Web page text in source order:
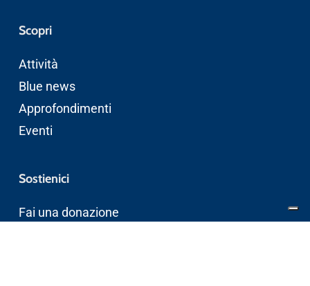
Scopri
Attività
Blue news
Approfondimenti
Eventi
Sostienici
Fai una donazione